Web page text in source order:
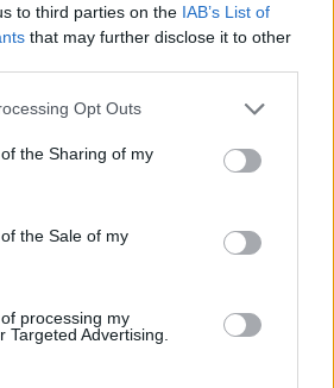
to third parties on the IAB’s List of
that may further disclose it to other
Opt Outs
the Sharing of my
the Sale of my
processing my
Targeted Advertising.